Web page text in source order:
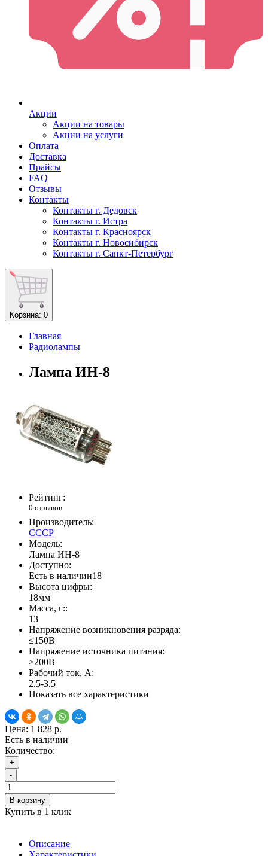
Акции
Акции на товары
Акции на услуги
Оплата
Доставка
Прайсы
FAQ
Отзывы
Контакты
Контакты г. Дедовск
Контакты г. Истра
Контакты г. Красноярск
Контакты г. Новосибирск
Контакты г. Санкт-Петербург
Корзина: 0
Главная
Радиолампы
Лампа ИН-8
Рейтинг:
0 отзывов
Производитель:
СССР
Модель:
Лампа ИН-8
Доступно:
Есть в наличии18
Высота цифры:
18мм
Масса, г::
13
Напряжение возникновения разряда:
≤150В
Напряжение источника питания:
≥200В
Рабочий ток, А:
2.5-3.5
Показать все характеристики
Цена: 1 828 р.
Есть в наличии
Количество:
+
-
В корзину
Купить в 1 клик
Описание